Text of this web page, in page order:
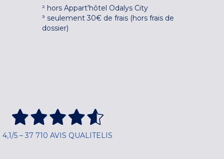
² hors Appart'hôtel Odalys City
³ seulement 30€ de frais (hors frais de
dossier)
4,1/5 – 37 710 AVIS QUALITELIS